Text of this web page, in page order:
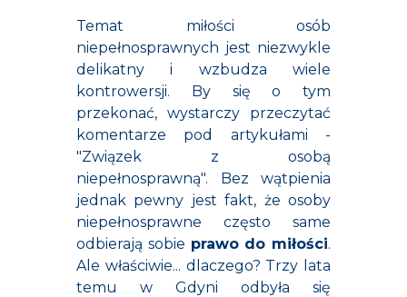
Temat miłości osób
niepełnosprawnych jest niezwykle
delikatny i wzbudza wiele
kontrowersji. By się o tym
przekonać, wystarczy przeczytać
komentarze pod artykułami -
"Związek z osobą
niepełnosprawną". Bez wątpienia
jednak pewny jest fakt, że osoby
niepełnosprawne często same
odbierają sobie prawo do miłości.
Ale właściwie... dlaczego? Trzy lata
temu w Gdyni odbyła się